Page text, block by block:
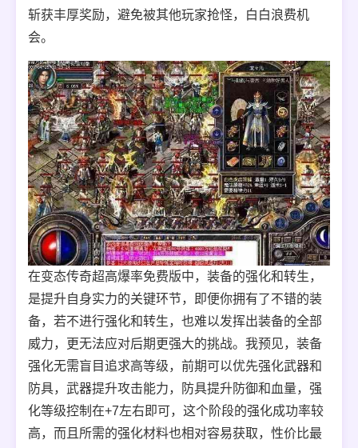
斩获丰厚奖励，避免被其他玩家抢怪，白白浪费机
会。
在变态传奇超高爆率免费版中，装备的强化和转生，
是提升自身实力的关键环节，即便你拥有了不错的装
备，若不进行强化和转生，也难以发挥出装备的全部
威力，更无法应对后期更强大的挑战。我预见，装备
强化无需盲目追求高等级，前期可以优先强化武器和
防具，武器提升攻击能力，防具提升防御和血量，强
化等级控制在+7左右即可，这个阶段的强化成功率较
高，而且所需的强化材料也相对容易获取，性价比最